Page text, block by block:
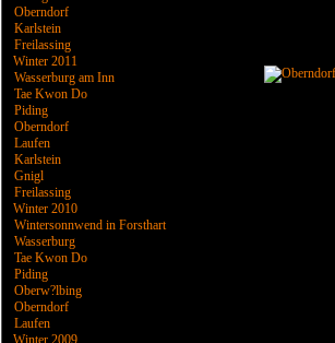
Oberndorf
Karlstein
Freilassing
Winter 2011
Wasserburg am Inn
Tae Kwon Do
Piding
Oberndorf
Laufen
Karlstein
Gnigl
Freilassing
Winter 2010
Wintersonnwend in Forsthart
Wasserburg
Tae Kwon Do
Piding
Oberw?lbing
Oberndorf
Laufen
Winter 2009